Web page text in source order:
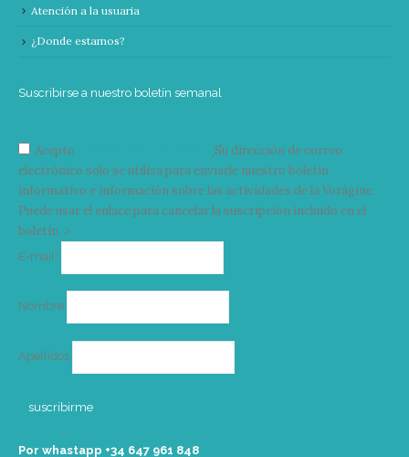
Atención a la usuaria
¿Donde estamos?
Suscribirse a nuestro boletín semanal
Acepto
Su dirección de correo
electrónico solo se utiliza para enviarle nuestro boletín
informativo e información sobre las actividades de la Vorágine.
Puede usar el enlace para cancelar la suscripción incluido en el
boletín. >
E-mail*
Nombre
Apellidos
Por whastapp +34 ‭647 961 848‬